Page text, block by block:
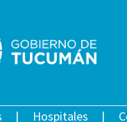
Hospitales